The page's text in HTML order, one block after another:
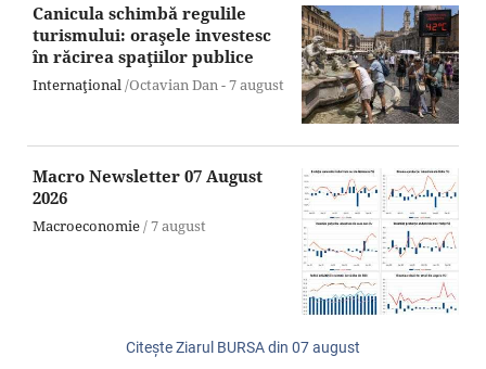
Canicula schimbă regulile
turismului: oraşele investesc
în răcirea spaţiilor publice
Internaţional/Octavian Dan -7 august
Macro Newsletter 07 August
2026
Macroeconomie /7 august
Citeşte Ziarul BURSA din 07 august